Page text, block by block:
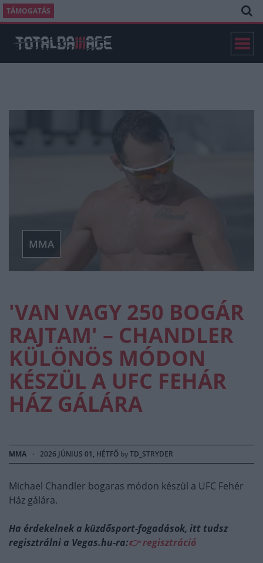
TÁMOGATÁS
MMA
'VAN VAGY 250 BOGÁR
RAJTAM' – CHANDLER
KÜLÖNÖS MÓDON
KÉSZÜL A UFC FEHÁR
HÁZ GÁLÁRA
MMA · 2026 JÚNIUS 01, HÉTFŐ byTD_STRYDER
Michael Chandler bogaras módon készül a UFC Fehér
Ház gálára.
Ha érdekelnek a küzdősport-fogadások, itt tudsz
regisztrálni a Vegas.hu-ra:👉 regisztráció